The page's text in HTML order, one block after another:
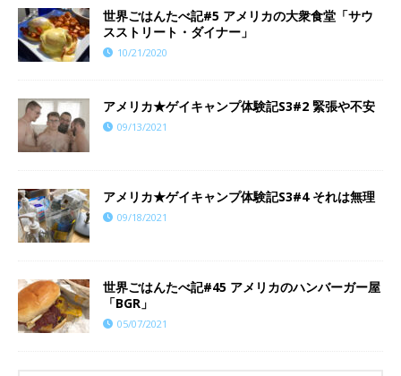
世界ごはんたべ記#5 アメリカの大衆食堂「サウ
スストリート・ダイナー」
10/21/2020
アメリカ★ゲイキャンプ体験記S3#2 緊張や不安
09/13/2021
アメリカ★ゲイキャンプ体験記S3#4 それは無理
09/18/2021
世界ごはんたべ記#45 アメリカのハンバーガー屋
「BGR」
05/07/2021